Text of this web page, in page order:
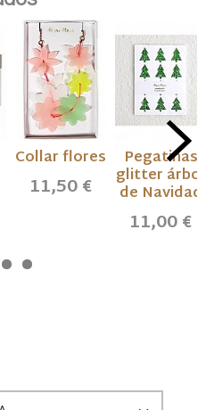
Collar flores
11,50 €
Pegatinas
glitter árbol
de Navidad
11,00 €